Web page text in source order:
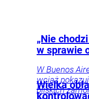
„Nie
w sprawie
W Buenos
wciąż
bliskich
Wielka